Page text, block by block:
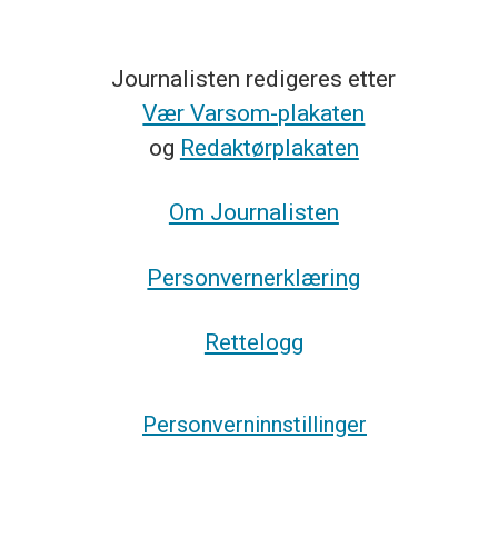
Journalisten redigeres etter
Vær Varsom-plakaten
og Redaktørplakaten
Om Journalisten
Personvernerklæring
Rettelogg
Personverninnstillinger